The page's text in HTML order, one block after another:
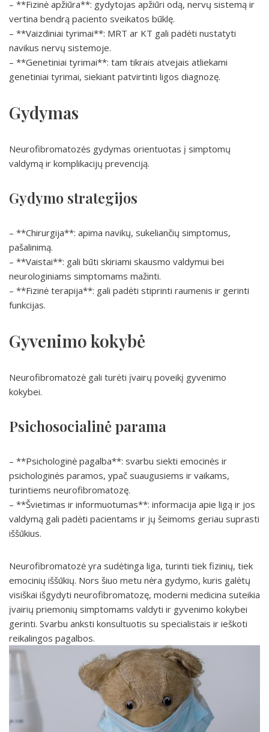
– **Fizinė apžiūra**: gydytojas apžiūri odą, nervų sistemą ir
vertina bendrą paciento sveikatos būklę.
– **Vaizdiniai tyrimai**: MRT ar KT gali padėti nustatyti
navikus nervų sistemoje.
– **Genetiniai tyrimai**: tam tikrais atvejais atliekami
genetiniai tyrimai, siekiant patvirtinti ligos diagnozę.
Gydymas
Neurofibromatozės gydymas orientuotas į simptomų
valdymą ir komplikacijų prevenciją.
Gydymo strategijos
– **Chirurgija**: apima navikų, sukeliančių simptomus,
pašalinimą.
– **Vaistai**: gali būti skiriami skausmo valdymui bei
neurologiniams simptomams mažinti.
– **Fizinė terapija**: gali padėti stiprinti raumenis ir gerinti
funkcijas.
Gyvenimo kokybė
Neurofibromatozė gali turėti įvairų poveikį gyvenimo
kokybei.
Psichosocialinė parama
– **Psichologinė pagalba**: svarbu siekti emocinės ir
psichologinės paramos, ypač suaugusiems ir vaikams,
turintiems neurofibromatozę.
– **Švietimas ir informuotumas**: informacija apie ligą ir jos
valdymą gali padėti pacientams ir jų šeimoms geriau suprasti
iššūkius.
Neurofibromatozė yra sudėtinga liga, turinti tiek fizinių, tiek
emocinių iššūkių. Nors šiuo metu nėra gydymo, kuris galėtų
visiškai išgydyti neurofibromatozę, moderni medicina suteikia
įvairių priemonių simptomams valdyti ir gyvenimo kokybei
gerinti. Svarbu anksti konsultuotis su specialistais ir ieškoti
reikalingos pagalbos.